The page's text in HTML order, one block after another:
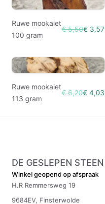
Ruwe mookaiet
100 gram
€ 5,50€ 3,57
Ruwe mookaiet
113 gram
€ 6,20€ 4,03
DE GESLEPEN STEEN
Winkel geopend op afspraak
H.R Remmersweg 19
9684EV, Finsterwolde